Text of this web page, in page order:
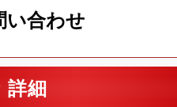
い合わせ
細